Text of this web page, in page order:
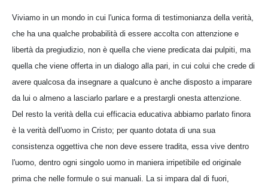
Viviamo in un mondo in cui l'unica forma di testimonianza della verità,
che ha una qualche probabilità di essere accolta con attenzione e
libertà da pregiudizio, non è quella che viene predicata dai pulpiti, ma
quella che viene offerta in un dialogo alla pari, in cui colui che crede di
avere qualcosa da insegnare a qualcuno è anche disposto a imparare
da lui o almeno a lasciarlo parlare e a prestargli onesta attenzione.
Del resto la verità della cui efficacia educativa abbiamo parlato finora
è la verità dell'uomo in Cristo; per quanto dotata di una sua
consistenza oggettiva che non deve essere tradita, essa vive dentro
l'uomo, dentro ogni singolo uomo in maniera irripetibile ed originale
prima che nelle formule o sui manuali. La si impara dal di fuori,